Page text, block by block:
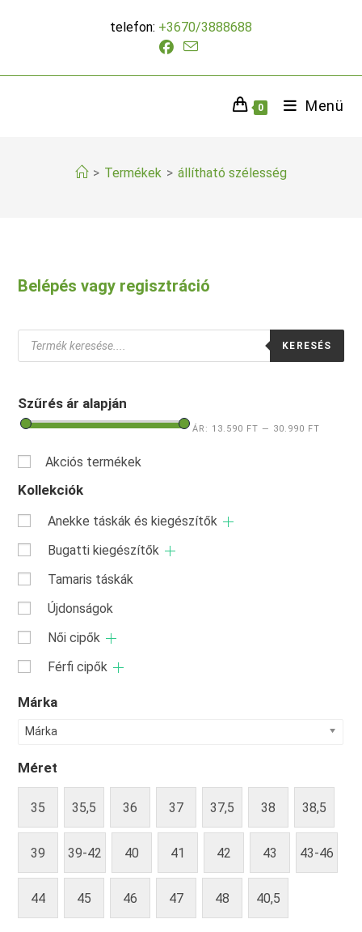
telefon: +3670/3888688
0 Menü
> Termékek > állítható szélesség
Belépés vagy regisztráció
Products
search
KERESÉS
Szűrés ár alapján
ÁR: 13.590 FT — 30.990 FT
Akciós termékek
Kollekciók
Anekke táskák és kiegészítők
Bugatti kiegészítők
Tamaris táskák
Újdonságok
Női cipők
Férfi cipők
Márka
Márka
Méret
35 35,5 36 37 37,5 38 38,5
39 39-42 40 41 42 43 43-46
44 45 46 47 48 40,5